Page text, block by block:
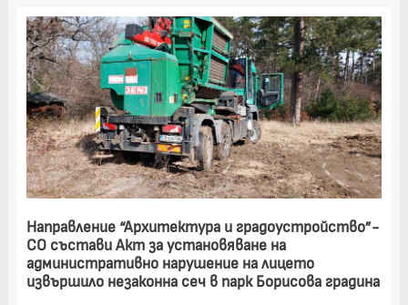
Направление “Архитектура и градоустройство”-
СО състави Акт за установяване на
административно нарушение на лицето
извършило незаконна сеч в парк Борисова градина